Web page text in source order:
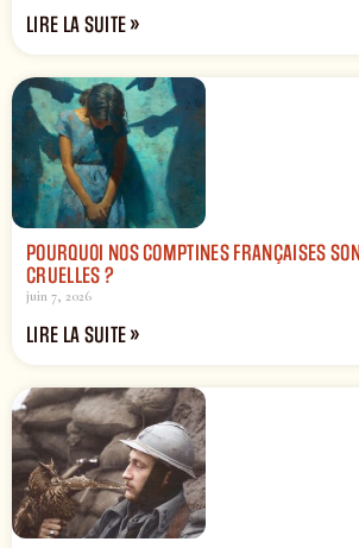
LIRE LA SUITE »
POURQUOI NOS COMPTINES FRANÇAISES
CRUELLES ?
juin 7, 2026
LIRE LA SUITE »